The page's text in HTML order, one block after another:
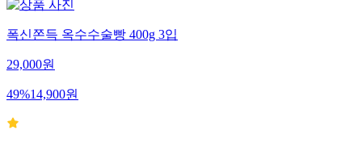
폭신쫀득 옥수수술빵 400g 3입
29,000원
49%14,900원